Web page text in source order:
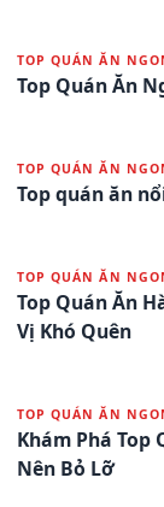
TOP QUÁN ĂN
Top Quán Ăn
TOP QUÁN ĂN
Top quán ăn
TOP QUÁN ĂN
Top Quán Ăn
Vị Khó Quên
TOP QUÁN ĂN
Khám Phá Top
Nên Bỏ Lỡ